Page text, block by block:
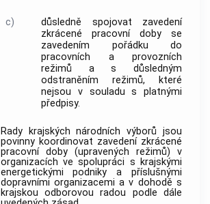
c)
důsledně spojovat zavedení
zkrácené pracovní doby se
zavedením pořádku do
pracovních a provozních
režimů a s důsledným
odstraněním režimů, které
nejsou v souladu s platnými
předpisy.
Rady krajských národních výborů jsou
povinny koordinovat zavedení zkrácené
pracovní doby (upravených režimů) v
organizacích ve spolupráci s krajskými
energetickými podniky a příslušnými
dopravními organizacemi a v dohodě s
krajskou odborovou radou podle dále